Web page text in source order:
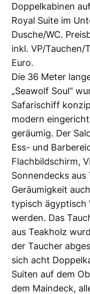
Doppelkabinen
Royal Suite im
Dusche/WC.
inkl. VP/Tauchen/
Euro.
Die 36 Meter
„Seawolf Soul“
Safarischiff
modern
geräumig. Der
Ess- und
Flachbildschirm,
Sonnendecks
Geräumigkeit
typisch ägyptisch
werden. Das
aus Teakholz
der Taucher
sich acht
Suiten auf dem
dem Maindeck,